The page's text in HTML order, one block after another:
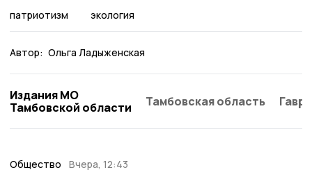
патриотизм экология
Автор: Ольга Ладыженская
Издания МО
Тамбовской области
Тамбовская область
Общество Вчера, 12:43